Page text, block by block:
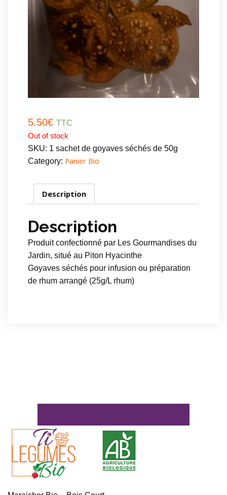
5.50€ TTC
Out of stock
SKU: 1 sachet de goyaves séchés de 50g
Category: Panier Bio
Description
Description
Produit confectionné par Les Gourmandises du
Jardin, situé au Piton Hyacinthe
Goyaves séchés pour infusion ou préparation
de rhum arrangé (25g/L rhum)